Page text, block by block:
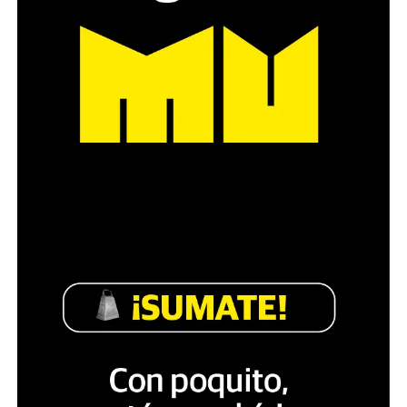
mamá de Lucía Pérez
“Estamos como el día 1”. La frase de la madre de la joven
asesinada en 2016 remite a aquel año: cuando
asesinado a su hija, hasta hoy, dos juicios después, pues la
impunidad sigue consagrada. De motivar el Primer Paro